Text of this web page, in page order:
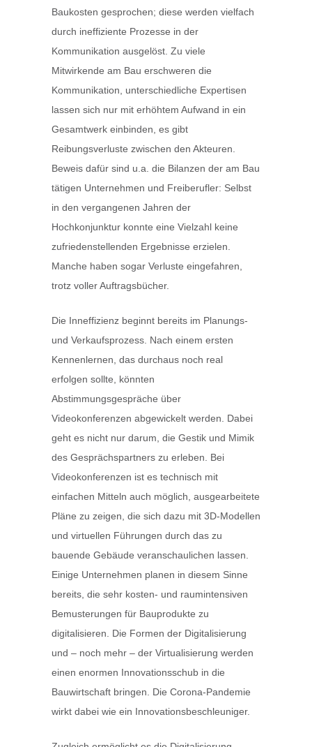
Baukosten gesprochen; diese werden vielfach
durch ineffiziente Prozesse in der
Kommunikation ausgelöst. Zu viele
Mitwirkende am Bau erschweren die
Kommunikation, unterschiedliche Expertisen
lassen sich nur mit erhöhtem Aufwand in ein
Gesamtwerk einbinden, es gibt
Reibungsverluste zwischen den Akteuren.
Beweis dafür sind u.a. die Bilanzen der am Bau
tätigen Unternehmen und Freiberufler: Selbst
in den vergangenen Jahren der
Hochkonjunktur konnte eine Vielzahl keine
zufriedenstellenden Ergebnisse erzielen.
Manche haben sogar Verluste eingefahren,
trotz voller Auftragsbücher.
Die Inneffizienz beginnt bereits im Planungs-
und Verkaufsprozess. Nach einem ersten
Kennenlernen, das durchaus noch real
erfolgen sollte, könnten
Abstimmungsgespräche über
Videokonferenzen abgewickelt werden. Dabei
geht es nicht nur darum, die Gestik und Mimik
des Gesprächspartners zu erleben. Bei
Videokonferenzen ist es technisch mit
einfachen Mitteln auch möglich, ausgearbeitete
Pläne zu zeigen, die sich dazu mit 3D-Modellen
und virtuellen Führungen durch das zu
bauende Gebäude veranschaulichen lassen.
Einige Unternehmen planen in diesem Sinne
bereits, die sehr kosten- und raumintensiven
Bemusterungen für Bauprodukte zu
digitalisieren. Die Formen der Digitalisierung
und – noch mehr – der Virtualisierung werden
einen enormen Innovationsschub in die
Bauwirtschaft bringen. Die Corona-Pandemie
wirkt dabei wie ein Innovationsbeschleuniger.